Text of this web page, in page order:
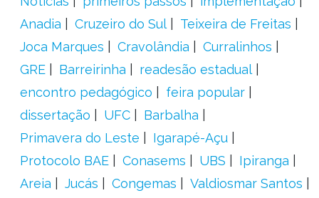
Anadia
Cruzeiro do Sul
Teixeira de Freitas
Joca Marques
Cravolândia
Curralinhos
GRE
Barreirinha
readesão estadual
encontro pedagógico
feira popular
dissertação
UFC
Barbalha
Primavera do Leste
Igarapé-Açu
Protocolo BAE
Conasems UBS
Ipiranga
Areia
Jucás Congemas
Valdiosmar Santos